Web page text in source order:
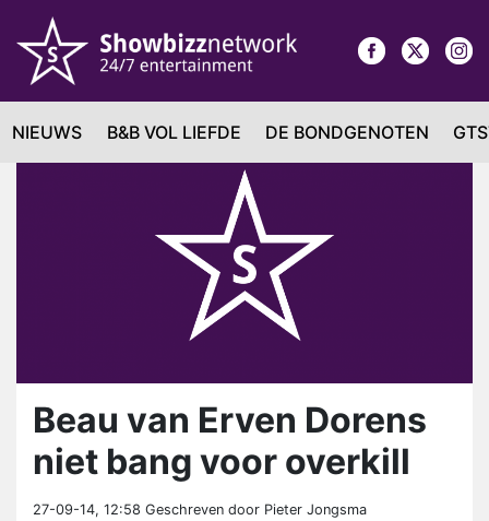
NIEUWS B&B VOL LIEFDE DE BONDGENOTEN
Beau van Erven Dorens
niet bang voor overkill
27-09-14, 12:58 Geschreven door Pieter Jongsma